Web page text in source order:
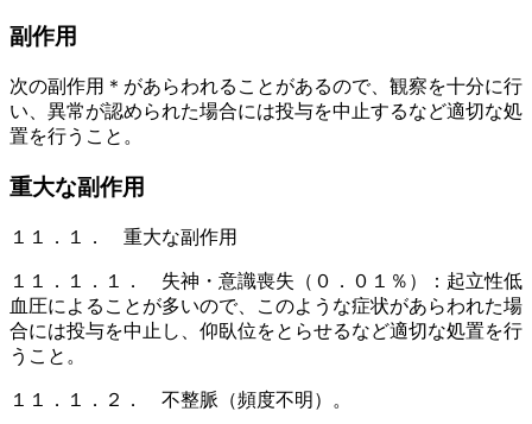
副作用
次の副作用＊があらわれることがあるので、観察を十分に行
い、異常が認められた場合には投与を中止するなど適切な処
置を行うこと。
重大な副作用
１１．１． 重大な副作用
１１．１．１． 失神・意識喪失（０．０１％）：起立性低
血圧によることが多いので、このような症状があらわれた場
合には投与を中止し、仰臥位をとらせるなど適切な処置を行
うこと。
１１．１．２． 不整脈（頻度不明）。